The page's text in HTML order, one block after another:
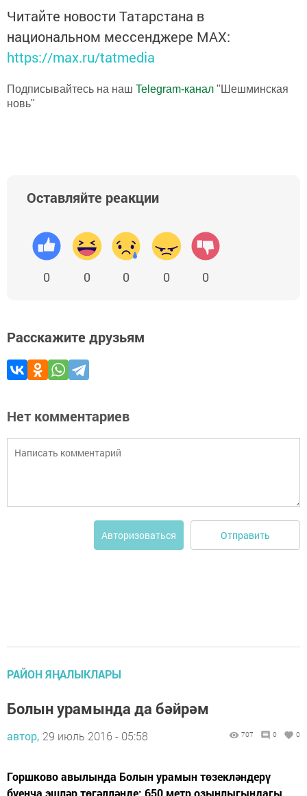
Читайте новости Татарстана в
национальном мессенджере MАХ:
https://max.ru/tatmedia
Подписывайтесь на наш Telegram-канал "Шешминская
новь"
Оставляйте реакции
0 0 0 0 0
Расскажите друзьям
Нет комментариев
Авторизоваться Отправить
РАЙОН ЯҢАЛЫКЛАРЫ
Болын урамында да бәйрәм
автор, 29 июль 2016 - 05:58 707 0 0
Горшково авылында Болын урамын төзекләндерү
буенча эшләр төгәлләнде: 650 метр озынлыгындагы